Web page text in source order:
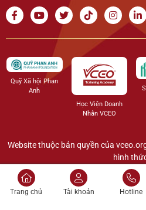
Quỹ Xã hội Phan
Anh
Học Viện Doanh
Nhân VCEO
Website thuộc bản quyền của
hình
Trang chủ Tài khoản Hotline